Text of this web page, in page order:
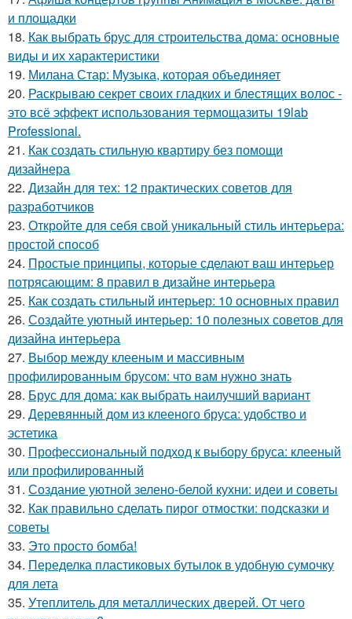
и площадки
18. Как выбрать брус для строительства дома: основные
виды и их характеристики
19. Милана Стар: Музыка, которая объединяет
20. Раскрываю секрет своих гладких и блестящих волос -
это всё эффект использования термощазиты 19lab
Professional.
21. Как создать стильную квартиру без помощи
дизайнера
22. Дизайн для тех: 12 практических советов для
разработчиков
23. Откройте для себя свой уникальный стиль интерьера:
простой способ
24. Простые принципы, которые сделают ваш интерьер
потрясающим: 8 правил в дизайне интерьера
25. Как создать стильный интерьер: 10 основных правил
26. Создайте уютный интерьер: 10 полезных советов для
дизайна интерьера
27. Выбор между клееным и массивным
профилированным брусом: что вам нужно знать
28. Брус для дома: как выбрать наилучший вариант
29. Деревянный дом из клееного бруса: удобство и
эстетика
30. Профессиональный подход к выбору бруса: клееный
или профилированный
31. Создание уютной зелено-белой кухни: идеи и советы
32. Как правильно сделать пирог отмостки: подсказки и
советы
33. Это просто бомба!
34. Переделка пластиковых бутылок в удобную сумочку
для лета
35. Утеплитель для металлических дверей. От чего